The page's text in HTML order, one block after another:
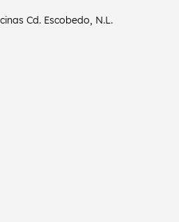
Cd. Escobedo, N.L.